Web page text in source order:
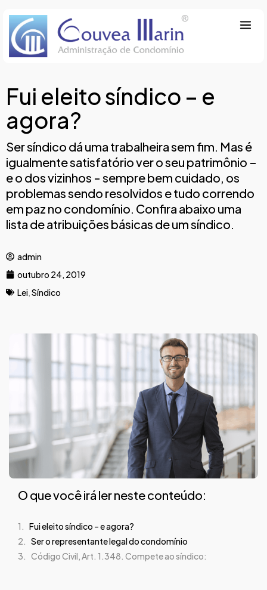
Fui eleito síndico – e
agora?
Ser síndico dá uma trabalheira sem fim. Mas é
igualmente satisfatório ver o seu patrimônio –
e o dos vizinhos - sempre bem cuidado, os
problemas sendo resolvidos e tudo correndo
em paz no condomínio. Confira abaixo uma
lista de atribuições básicas de um síndico.
admin
outubro 24, 2019
Lei,Síndico
O que você irá ler neste conteúdo:
Fui eleito síndico – e agora?
Ser o representante legal do condomínio
Código Civil, Art. 1.348. Compete ao síndico: